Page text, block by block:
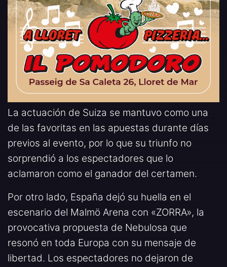
La actuación de Suiza se mantuvo como una
de las favoritas en las apuestas durante días
previos al evento, por lo que su triunfo no
sorprendió a los espectadores que lo
aclamaron como el ganador del certamen.
Por otro lado, España dejó su huella en el
escenario del Malmö Arena con «ZORRA», la
provocativa propuesta de Nebulosa que
resonó en toda Europa con su mensaje de
libertad. Los espectadores no dejaron de